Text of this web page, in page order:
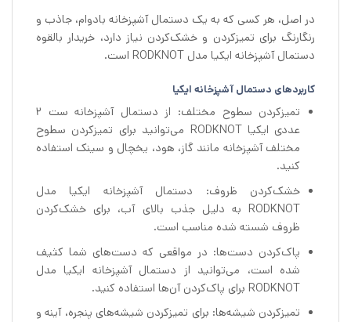
در اصل، هر کسی که به یک دستمال آشپزخانه بادوام، جاذب و
رنگارنگ برای تمیزکردن و خشک‌کردن نیاز دارد، خریدار بالقوه
دستمال آشپزخانه ایکیا مدل RODKNOT است.
کاربردهای دستمال آشپزخانه ایکیا
تمیزکردن سطوح مختلف: از دستمال آشپزخانه ست 2
عددی ایکیا RODKNOT می‌توانید برای تمیزکردن سطوح
مختلف آشپزخانه مانند گاز، هود، یخچال و سینک استفاده
کنید.
خشک‌کردن ظروف: دستمال آشپزخانه ایکیا مدل
RODKNOT به دلیل جذب بالای آب، برای خشک‌کردن
ظروف شسته شده مناسب است.
پاک‌کردن دست‌ها: در مواقعی که دست‌های شما کثیف
شده است، می‌توانید از دستمال آشپزخانه ایکیا مدل
RODKNOT برای پاک‌کردن آن‌ها استفاده کنید.
تمیزکردن شیشه‌ها: برای تمیزکردن شیشه‌های پنجره، آینه و